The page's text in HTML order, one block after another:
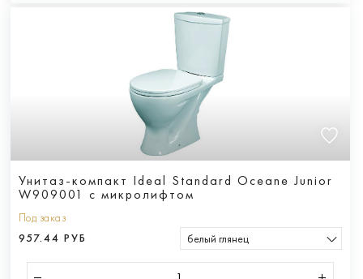
Унитаз-компакт Ideal Standard Oceane Junior
W909001 с микролифтом
Под заказ
957.44 РУБ
белый глянец